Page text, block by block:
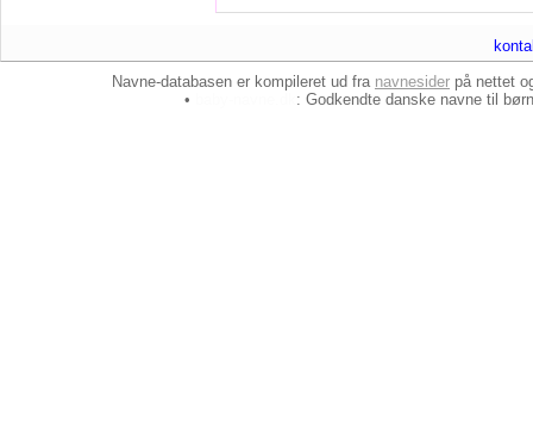
Navne-databasen er kompileret ud fra navnesider på nettet
•
: Godkendte danske navne til børn